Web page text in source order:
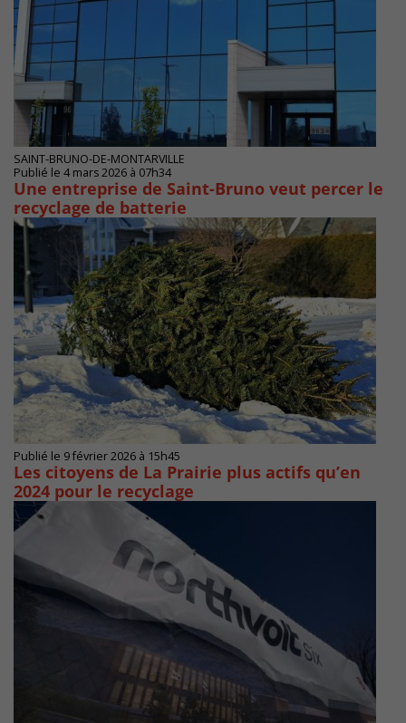
SAINT-BRUNO-DE-MONTARVILLE
Publié le 4 mars 2026 à 07h34
Une entreprise de Saint-Bruno veut percer le
recyclage de batterie
Publié le 9 février 2026 à 15h45
Les citoyens de La Prairie plus actifs qu’en
2024 pour le recyclage